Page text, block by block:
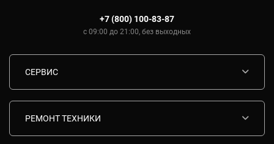
+7 (800) 100-83-87
с 09:00 до 21:00, без выходных
СЕРВИС
РЕМОНТ ТЕХНИКИ